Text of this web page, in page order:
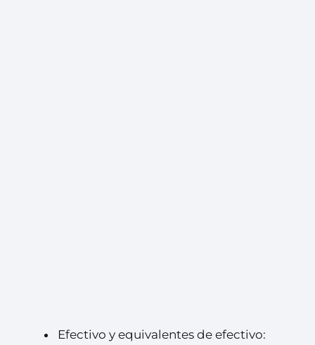
Efectivo y equivalentes de efectivo: